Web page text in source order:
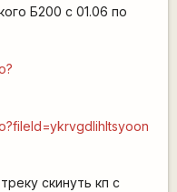
Б200 с 01.06 по
скинуть кп с